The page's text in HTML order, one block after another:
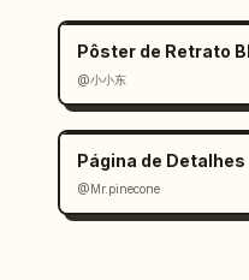
Pôster de Retrato
@小小东
@Mr.pinecone